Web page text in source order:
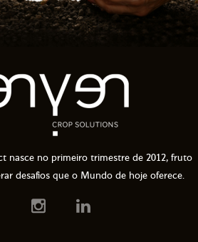
nasce no primeiro trimestre de 2012, fruto
desafios que o Mundo de hoje oferece.